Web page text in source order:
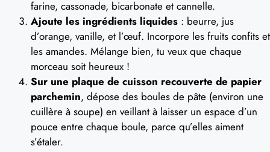
farine, cassonade, bicarbonate et cannelle.
Ajoute les ingrédients liquides : beurre, jus
d’orange, vanille, et l’œuf. Incorpore les fruits confits et
les amandes. Mélange bien, tu veux que chaque
morceau soit heureux !
Sur une plaque de cuisson recouverte de papier
parchemin, dépose des boules de pâte (environ une
cuillère à soupe) en veillant à laisser un espace d’un
pouce entre chaque boule, parce qu’elles aiment
s’étaler.